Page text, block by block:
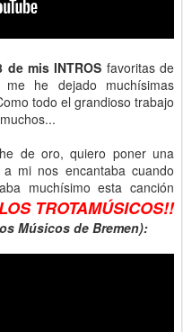
de mis INTROS favoritas de
me he dejado muchísimas
todo el grandioso trabajo
de oro, quiero poner una
mi nos encantaba cuando
muchísimo esta canción
TROTAMÚSICOS!!
Músicos de Bremen):